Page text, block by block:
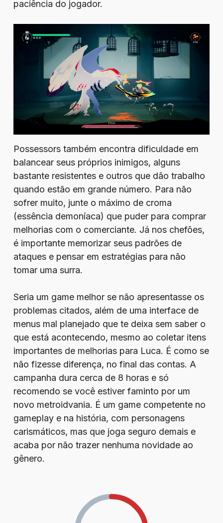
paciência do jogador.
Possessors também encontra dificuldade em
balancear seus próprios inimigos, alguns
bastante resistentes e outros que dão trabalho
quando estão em grande número. Para não
sofrer muito, junte o máximo de croma
(essência demoníaca) que puder para comprar
melhorias com o comerciante. Já nos chefões,
é importante memorizar seus padrões de
ataques e pensar em estratégias para não
tomar uma surra.
Seria um game melhor se não apresentasse os
problemas citados, além de uma interface de
menus mal planejado que te deixa sem saber o
que está acontecendo, mesmo ao coletar itens
importantes de melhorias para Luca. É como se
não fizesse diferença, no final das contas. A
campanha dura cerca de 8 horas e só
recomendo se você estiver faminto por um
novo metroidvania. É um game competente no
gameplay e na história, com personagens
carismáticos, mas que joga seguro demais e
acaba por não trazer nenhuma novidade ao
gênero.